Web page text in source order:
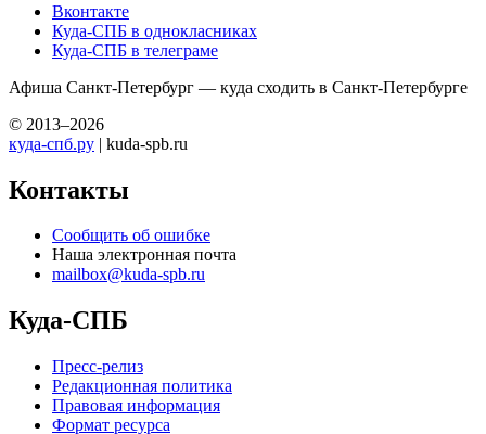
Вконтакте
Куда-СПБ в однокласниках
Куда-СПБ в телеграме
Афиша Санкт-Петербург — куда сходить в Санкт-Петербурге
© 2013–2026
куда-спб.ру | kuda-spb.ru
Контакты
Сообщить об ошибке
Наша электронная почта
mailbox@kuda-spb.ru
Куда-СПБ
Пресс-релиз
Редакционная политика
Правовая информация
Формат ресурса